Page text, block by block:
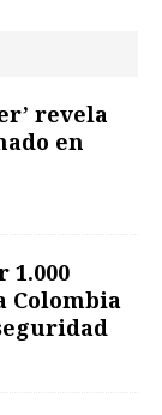
revela
en
1.000
Colombia